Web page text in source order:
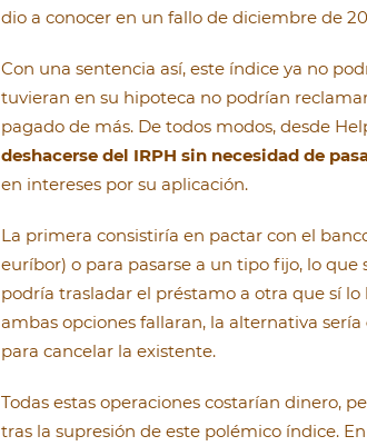
dio a conocer en un fallo de diciembre de
Con una sentencia así, este índice ya no
tuvieran en su hipoteca no podrían
pagado de más. De todos modos, desde
deshacerse del IRPH sin necesidad de
en intereses por su aplicación.
La primera consistiría en pactar con el
euríbor) o para pasarse a un tipo fijo, lo que
podría trasladar el préstamo a otra que sí
ambas opciones fallaran, la alternativa sería
para cancelar la existente.
Todas estas operaciones costarían dinero,
tras la supresión de este polémico índice.